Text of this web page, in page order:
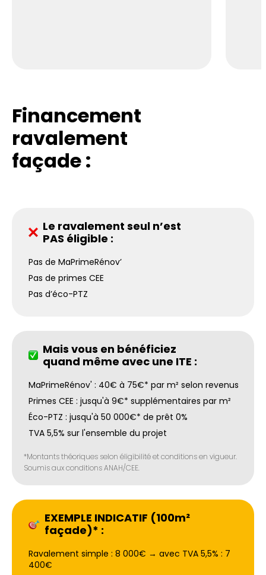
Financement
ravalement
façade :
Le ravalement seul n’est
PAS éligible :
Pas de MaPrimeRénov’
Pas de primes CEE
Pas d’éco-PTZ
Mais vous en bénéficiez
quand même avec une ITE :
MaPrimeRénov' : 40€ à 75€* par m² selon revenus
Primes CEE : jusqu'à 9€* supplémentaires par m²
Éco-PTZ : jusqu'à 50 000€* de prêt 0%
TVA 5,5% sur l'ensemble du projet
*Montants théoriques selon éligibilité et conditions en vigueur.
Soumis aux conditions ANAH/CEE.
EXEMPLE INDICATIF (100m²
façade)* :
Ravalement simple : 8 000€ → avec TVA 5,5% : 7
400€